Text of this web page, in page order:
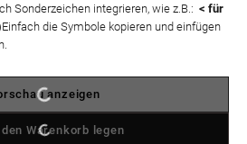
Sonderzeichen integrieren, wie z.B.: < für
Einfach die Symbole kopieren und einfügen
anzeigen
Warenkorb legen